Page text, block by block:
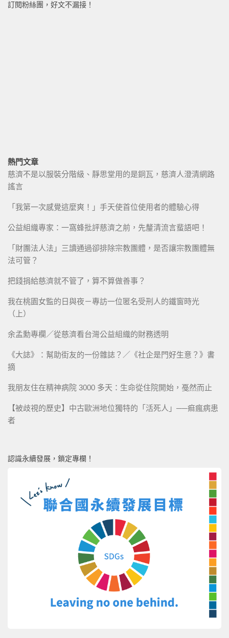
訂閱粉絲團，好文不漏接！
熱門文章
慈濟不是以服裝分階級、靜思堂用的是銅瓦，慈濟人澄清網路
謠言
「我第一次感覺這麼爽！」手天使首位使用者的體驗心得
公益組織專家：一窩蜂批評慈濟之前，先釐清流言蜚語吧！
「財團法人法」三讀通過卻排除宗教團體，是否讓宗教團體無
法可管？
把錢捐給慈濟就不管了，算不算做善事？
我在桃園女監的日與夜－專訪一位匿名受刑人的鐵窗時光
（上）
余孟勳專欄／從慈濟看台灣公益組織的財務透明
《大誌》：幫助街友的一份雜誌？／《社企是門好生意？》書
摘
我朋友住在精神病院 3000 多天：生命從住院開始，戞然而止
【被歧視的歷史】中古歐洲地位獨特的「活死人」──痲瘋病患
者
認識永續發展，鎖定專欄！